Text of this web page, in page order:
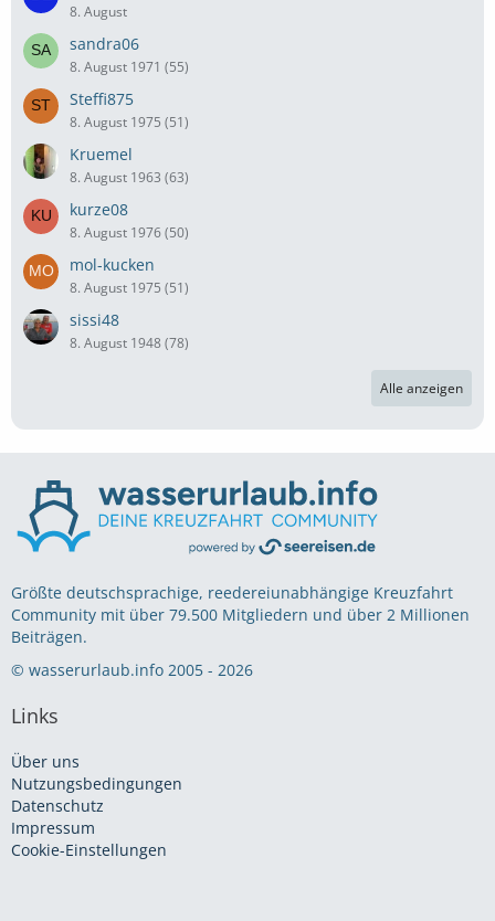
8. August
sandra06
8. August 1971 (55)
Steffi875
8. August 1975 (51)
Kruemel
8. August 1963 (63)
kurze08
8. August 1976 (50)
mol-kucken
8. August 1975 (51)
sissi48
8. August 1948 (78)
Alle anzeigen
Größte deutschsprachige, reedereiunabhängige Kreuzfahrt
Community mit über 79.500 Mitgliedern und über 2 Millionen
Beiträgen.
© wasserurlaub.info 2005 - 2026
Links
Über uns
Nutzungsbedingungen
Datenschutz
Impressum
Cookie-Einstellungen